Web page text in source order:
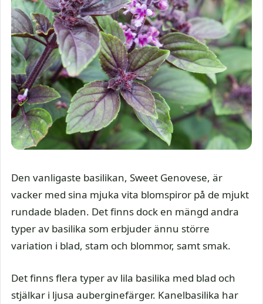
Den vanligaste basilikan, Sweet Genovese, är
vacker med sina mjuka vita blomspiror på de mjukt
rundade bladen. Det finns dock en mängd andra
typer av basilika som erbjuder ännu större
variation i blad, stam och blommor, samt smak.
Det finns flera typer av lila basilika med blad och
stjälkar i ljusa auberginefärger. Kanelbasilika har